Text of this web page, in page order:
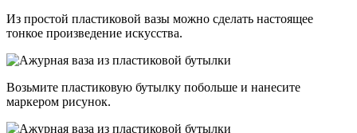
Из простой пластиковой вазы можно сделать настоящее
тонкое произведение искусства.
Возьмите пластиковую бутылку побольше и нанесите
маркером рисунок.